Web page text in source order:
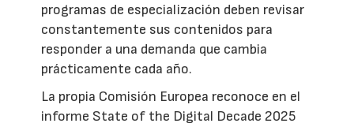
programas de especialización deben revisar
constantemente sus contenidos para
responder a una demanda que cambia
prácticamente cada año.
La propia Comisión Europea reconoce en el
informe State of the Digital Decade 2025